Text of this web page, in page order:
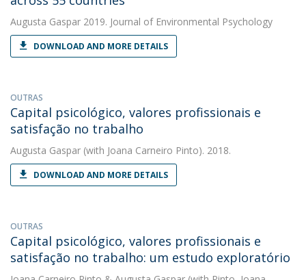
Augusta Gaspar 2019. Journal of Environmental Psychology
DOWNLOAD AND MORE DETAILS
OUTRAS
Capital psicológico, valores profissionais e
satisfação no trabalho
Augusta Gaspar (with Joana Carneiro Pinto). 2018.
DOWNLOAD AND MORE DETAILS
OUTRAS
Capital psicológico, valores profissionais e
satisfação no trabalho: um estudo exploratório